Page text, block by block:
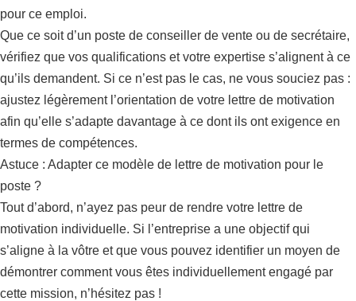
pour ce emploi.
Que ce soit d’un poste de conseiller de vente ou de secrétaire,
vérifiez que vos qualifications et votre expertise s’alignent à ce
qu’ils demandent. Si ce n’est pas le cas, ne vous souciez pas :
ajustez légèrement l’orientation de votre lettre de motivation
afin qu’elle s’adapte davantage à ce dont ils ont exigence en
termes de compétences.
Astuce : Adapter ce modèle de lettre de motivation pour le
poste ?
Tout d’abord, n’ayez pas peur de rendre votre lettre de
motivation individuelle. Si l’entreprise a une objectif qui
s’aligne à la vôtre et que vous pouvez identifier un moyen de
démontrer comment vous êtes individuellement engagé par
cette mission, n’hésitez pas !